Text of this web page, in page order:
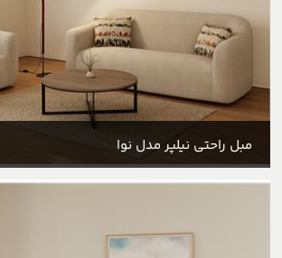
مبل راحتی نیلپر مدل نوا